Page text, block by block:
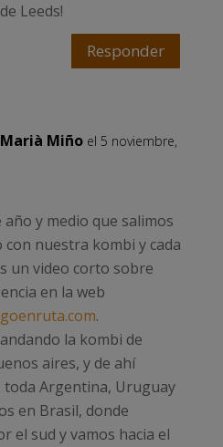
Leeds!
Responder
Miño el 5 noviembre,
y medio que salimos
nuestra kombi y cada
un video corto sobre
en la web
.
la kombi de
aires, y de ahí
toda Argentina, Uruguay
en Brasil, donde
el sud y vamos hacia el